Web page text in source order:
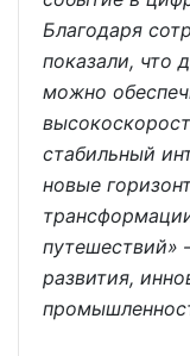
Благодаря
показали, что
можно
стабильный
новые
путешествий»
развития,